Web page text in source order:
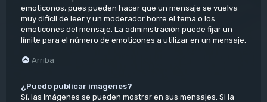
emoticonos, pues pueden hacer que un mensaje se vuelva
muy difícil de leer y un moderador borre el tema o los
emoticones del mensaje. La administración puede fijar un
límite para el número de emoticones a utilizar en un mensaje.
Arriba
¿Puedo publicar imagenes?
Sí, las imágenes se pueden mostrar en sus mensajes. Si la